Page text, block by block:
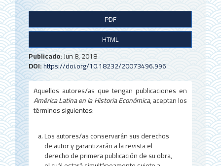
B
a
r
r
a
l
a
t
e
PDF
HTML
Publicado:Jun 8, 2018
DOI:https://doi.org/10.18232/20073496.996
Aquellos autores/as que tengan publicaciones en
América Latina en la Historia Económica, aceptan los
términos siguientes:
Los autores/as conservarán sus derechos
de autor y garantizarán a la revista el
derecho de primera publicación de su obra,